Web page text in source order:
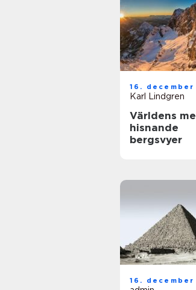
16. december
Karl Lindgren
Världens
hisnande
bergsvyer
16. december